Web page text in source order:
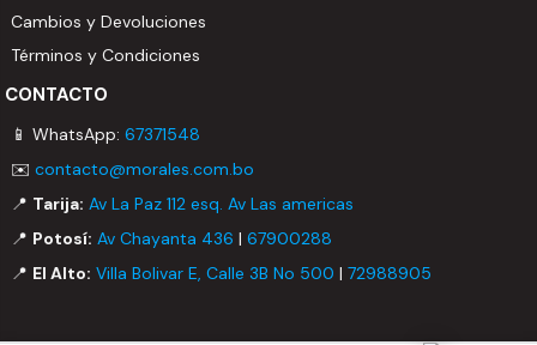
Cambios y Devoluciones
Términos y Condiciones
CONTACTO
📱 WhatsApp:67371548
✉️contacto@morales.com.bo
📍 Tarija: Av La Paz 112 esq. Av Las americas
📍 Potosí: Av Chayanta 436 |67900288
📍 El Alto: Villa Bolivar E, Calle 3B No 500 |72988905